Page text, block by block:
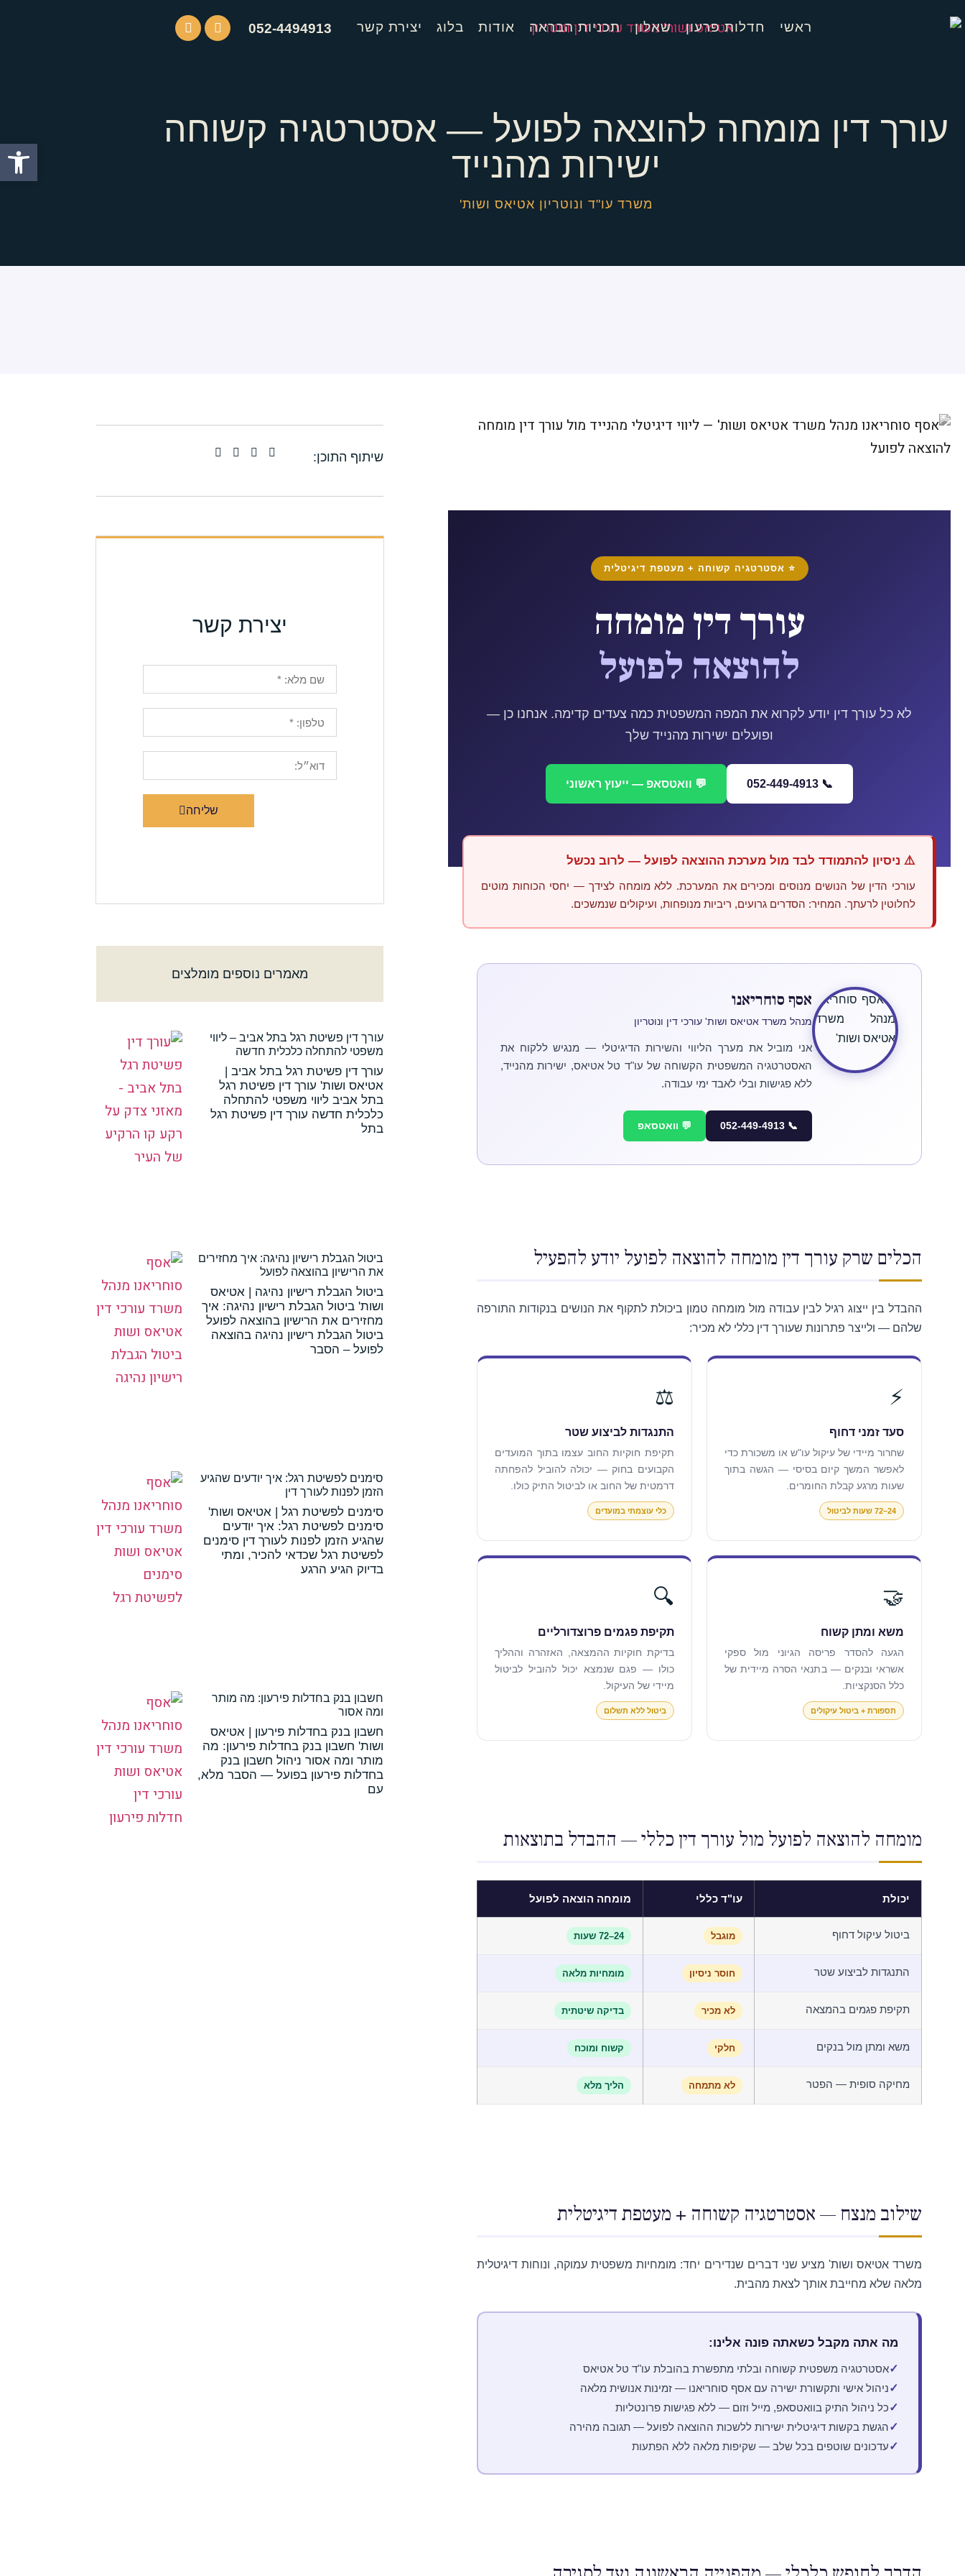
ראשי חדלות פרעון שאלון תכניות הבראה אודות בלוג יצירת קשר 052-4494913
עורך דין מומחה להוצאה לפועל — אסטרטגיה קשוחה
ישירות מהנייד
משרד עו"ד ונוטריון אטיאס ושות'
⭐ אסטרטגיה קשוחה + מעטפת דיגיטלית
עורך דין מומחה
להוצאה לפועל
לא כל עורך דין יודע לקרוא את המפה המשפטית כמה צעדים קדימה. אנחנו כן —
ופועלים ישירות מהנייד שלך
📞 052-449-4913 💬 וואטסאפ — ייעוץ ראשוני
⚠️ ניסיון להתמודד לבד מול מערכת ההוצאה לפועל — לרוב נכשל
עורכי הדין של הנושים מנוסים ומכירים את המערכת. ללא מומחה לצידך — יחסי הכוחות מוטים
לחלוטין לרעתך. המחיר: הסדרים גרועים, ריביות מנופחות, ועיקולים שנמשכים.
אסף סוחריאנו
מנהל משרד אטיאס ושות' עורכי דין ונוטריון
אני מוביל את מערך הליווי והשירות הדיגיטלי — מנגיש ללקוח את
האסטרטגיה המשפטית הקשוחה של עו"ד טל אטיאס, ישירות מהנייד,
ללא פגישות ובלי לאבד ימי עבודה.
📞 052-449-4913 💬 וואטסאפ
הכלים שרק עורך דין מומחה להוצאה לפועל יודע להפעיל
ההבדל בין ייצוג רגיל לבין עבודה מול מומחה טמון ביכולת לתקוף את הנושים בנקודות התורפה
שלהם — ולייצר פתרונות שעורך דין כללי לא מכיר:
⚡
סעד זמני דחוף
שחרור מיידי של עיקול עו"ש או משכורת כדי
לאפשר המשך קיום בסיסי — הגשה בתוך
שעות מרגע קבלת החומרים.
24–72 שעות לביטול
⚖️
התנגדות לביצוע שטר
תקיפת חוקיות החוב עצמו בתוך המועדים
הקבועים בחוק — יכולה להוביל להפחתה
דרמטית של החוב או לביטול התיק כולו.
כלי עוצמתי במועדים
🤝
משא ומתן קשוח
הגעה להסדר פריסה הגיוני מול ספקי
אשראי ובנקים — בתנאי הסרה מיידית של
כלל הסנקציות.
תספורת + ביטול עיקולים
🔍
תקיפת פגמים פרוצדורליים
בדיקת חוקיות ההמצאה, האזהרה וההליך
כולו — פגם שנמצא יכול להוביל לביטול
מיידי של העיקול.
ביטול ללא תשלום
מומחה להוצאה לפועל מול עורך דין כללי — ההבדל בתוצאות
יכולת עו"ד כללי מומחה הוצאה לפועל
ביטול עיקול דחוף מוגבל 24–72 שעות
התנגדות לביצוע שטר חוסר ניסיון מומחיות מלאה
תקיפת פגמים בהמצאה לא מכיר בדיקה שיטתית
משא ומתן מול בנקים חלקי קשוח ומוכח
מחיקה סופית — הפטר לא מתמחה הליך מלא
שילוב מנצח — אסטרטגיה קשוחה + מעטפת דיגיטלית
משרד אטיאס ושות' מציע שני דברים שנדירים יחד: מומחיות משפטית עמוקה, ונוחות דיגיטלית
מלאה שלא מחייבת אותך לצאת מהבית.
מה אתה מקבל כשאתה פונה אלינו:
אסטרטגיה משפטית קשוחה ובלתי מתפשרת בהובלת עו"ד טל אטיאס
ניהול אישי ותקשורת ישירה עם אסף סוחריאנו — זמינות אנושית מלאה
כל ניהול התיק בוואטסאפ, מייל וזום — ללא פגישות פרונטליות
הגשת בקשות דיגיטלית ישירות ללשכות ההוצאה לפועל — תגובה מהירה
עדכונים שוטפים בכל שלב — שקיפות מלאה ללא הפתעות
שיתוף התוכן:
יצירת קשר
שליחה
מאמרים נוספים מומלצים
עורך דין פשיטת רגל בתל אביב – ליווי
משפטי להתחלה כלכלית חדשה
עורך דין פשיטת רגל בתל אביב |
אטיאס ושות' עורך דין פשיטת רגל
בתל אביב ליווי משפטי להתחלה
כלכלית חדשה עורך דין פשיטת רגל
בתל
ביטול הגבלת רישיון נהיגה: איך מחזירים
את הרישיון בהוצאה לפועל
ביטול הגבלת רישיון נהיגה | אטיאס
ושות' ביטול הגבלת רישיון נהיגה: איך
מחזירים את הרישיון בהוצאה לפועל
ביטול הגבלת רישיון נהיגה בהוצאה
לפועל – הסבר
סימנים לפשיטת רגל: איך יודעים שהגיע
הזמן לפנות לעורך דין
סימנים לפשיטת רגל | אטיאס ושות'
סימנים לפשיטת רגל: איך יודעים
שהגיע הזמן לפנות לעורך דין סימנים
לפשיטת רגל שכדאי להכיר, ומתי
בדיוק הגיע הרגע
חשבון בנק בחדלות פירעון: מה מותר
ומה אסור
חשבון בנק בחדלות פירעון | אטיאס
ושות' חשבון בנק בחדלות פירעון: מה
מותר ומה אסור ניהול חשבון בנק
בחדלות פירעון בפועל — הסבר מלא,
עם
פתח